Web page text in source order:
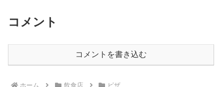
コメント
コメントを書き込む
ホーム 飲食店 ピザ